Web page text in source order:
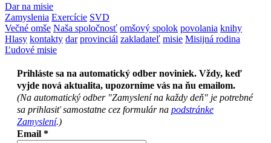
Dar na misie
Zamyslenia Exercície SVD
Večné omše Naša spoločnosť omšový spolok povolania knihy
Hlasy kontakty dar provinciál zakladateľ misie Misijná rodina
Ľudové misie
Prihláste sa na automatický odber noviniek. Vždy, keď
vyjde nová aktualita, upozorníme vás na ňu emailom.
(Na automatický odber "Zamyslení na každy deň" je potrebné
sa prihlasiť samostatne cez formulár na podstránke
Zamyslení.)
Email *